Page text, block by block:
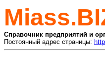
Справочник предприятий и
Постоянный адрес страницы: